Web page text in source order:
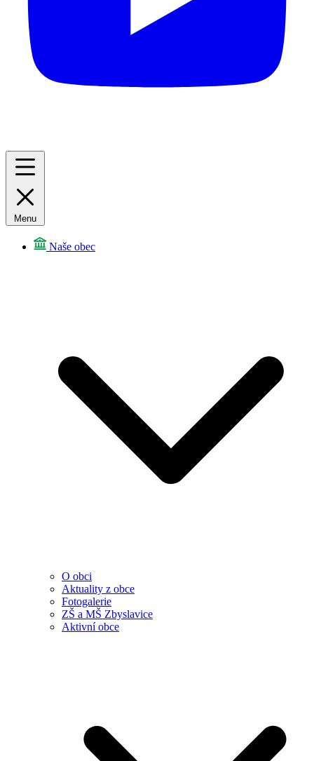
Menu
Naše obec
O obci
Aktuality z obce
Fotogalerie
ZŠ a MŠ Zbyslavice
Aktivní obce